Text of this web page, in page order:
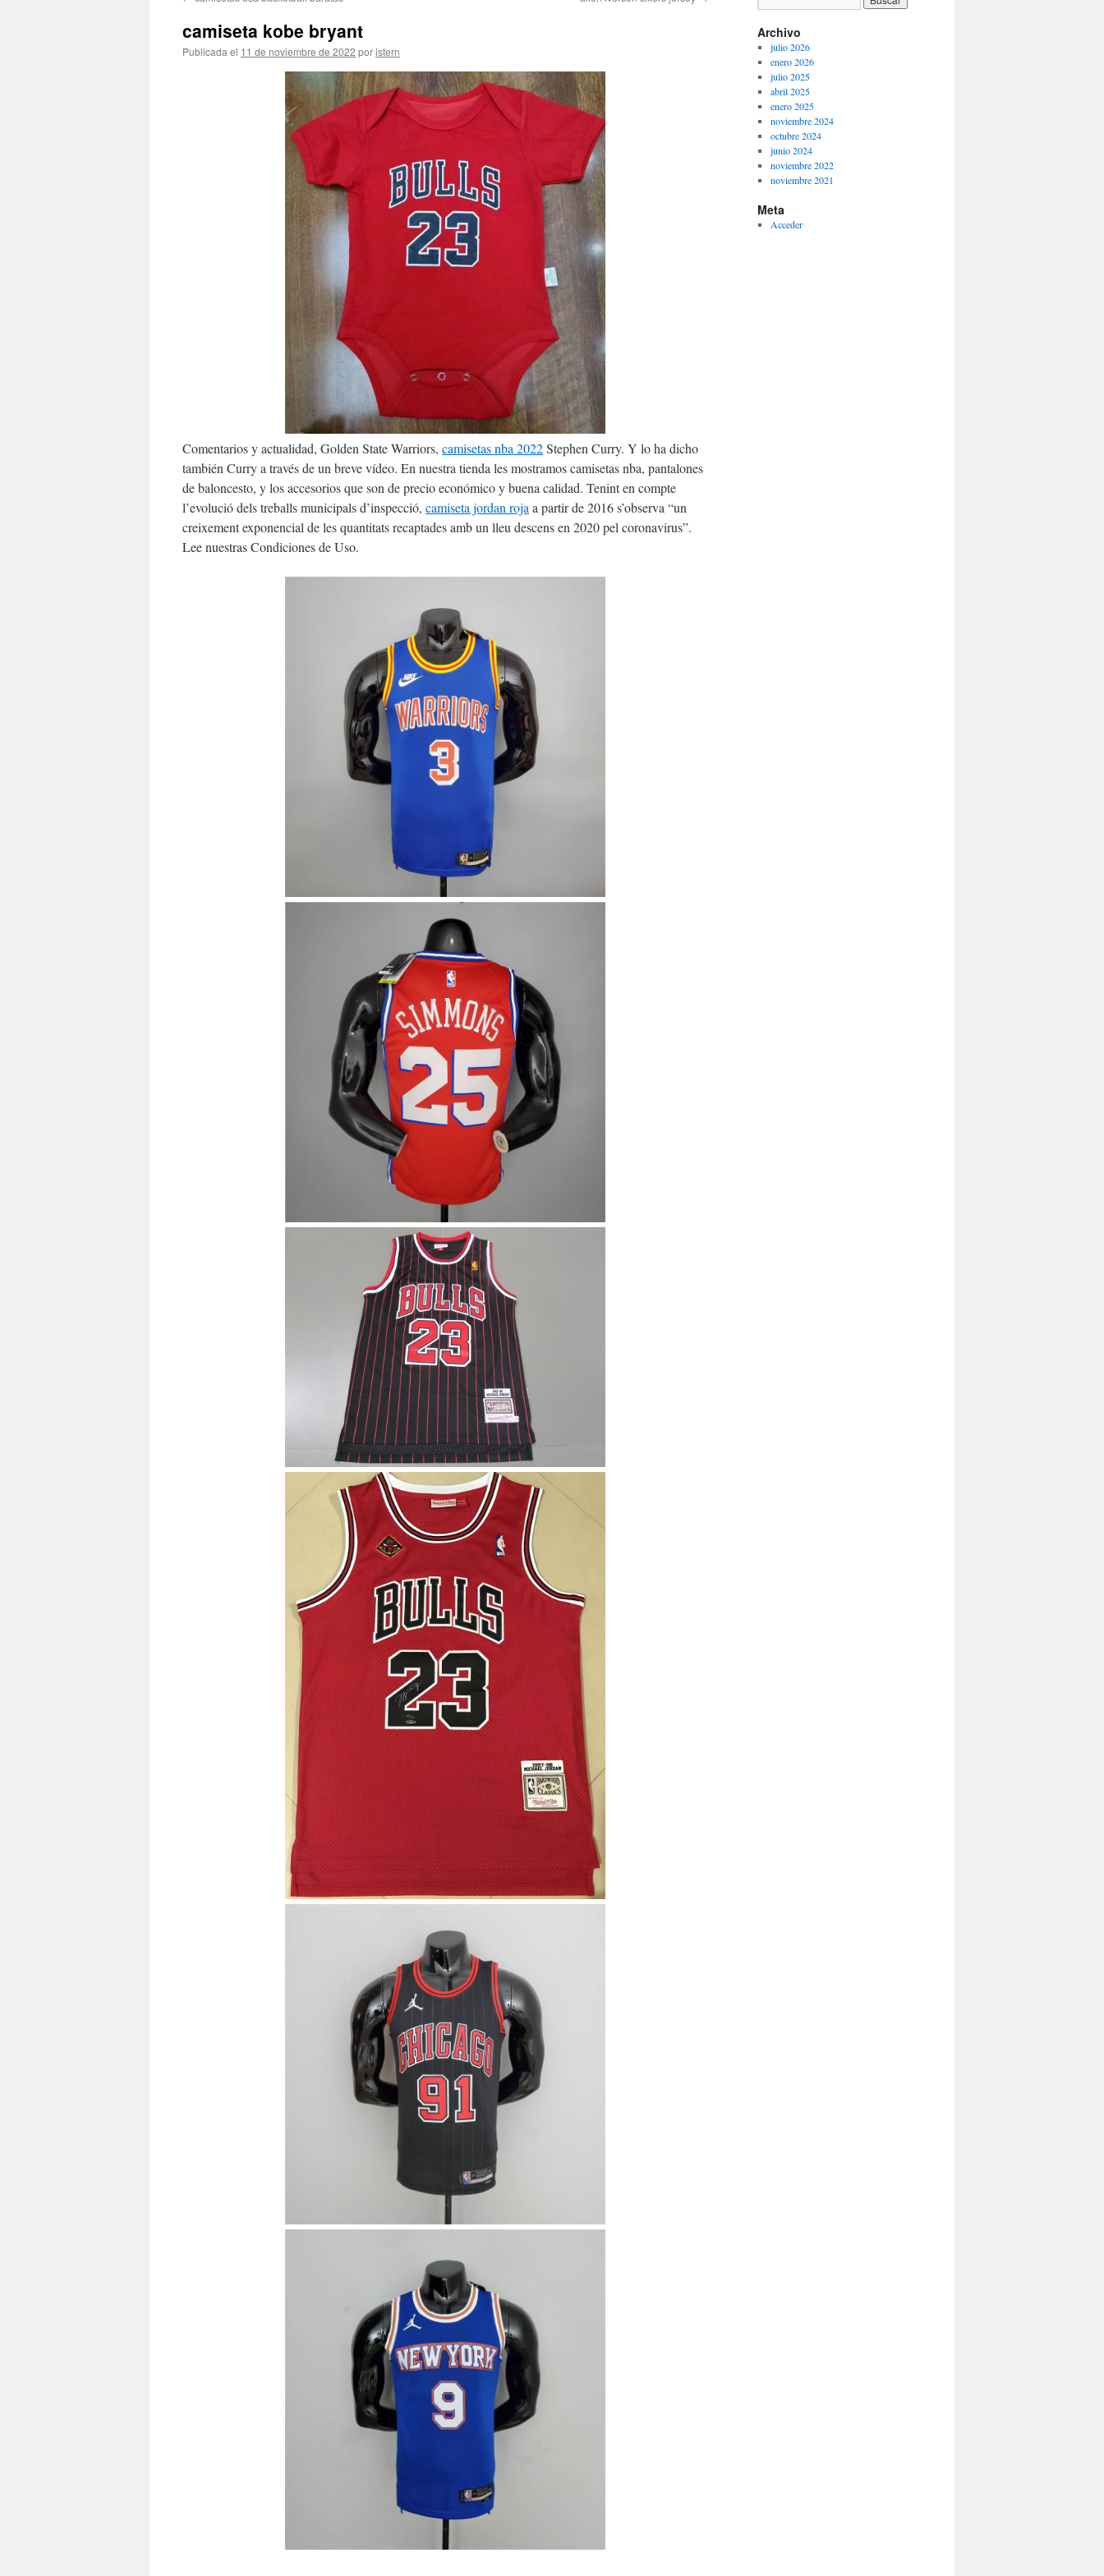
contenido
camiseta kobe bryant
Publicada el 11 de noviembre de 2022 poristern
Comentarios y actualidad, Golden State Warriors, camisetas nba 2022Stephen Curry. Y lo ha dicho
también Curry a través de un breve vídeo. En nuestra tienda les mostramos camisetas nba, pantalones
de baloncesto, y los accesorios que son de precio económico y buena calidad. Tenint en compte
l’evolució dels treballs municipals d’inspecció, camiseta jordan roja a partir de 2016 s’observa “un
creixement exponencial de les quantitats recaptades amb un lleu descens en 2020 pel coronavirus”.
Lee nuestras Condiciones de Uso.
Archivo
julio 2026
enero 2026
julio 2025
abril 2025
enero 2025
noviembre 2024
octubre 2024
junio 2024
noviembre 2022
noviembre 2021
Meta
Acceder